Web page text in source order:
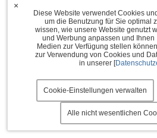
Privacy Policy
Accessibility Statement
Manage Cookies
Diese Website verwendet Cookies
um die Benutzung für Sie optimal
wissen, wie unsere Website genutzt
und Werbung anpassen und Ihnen
Medien zur Verfügung stellen
zur Verwendung von Cookies und
in unserer [
Cookie-Einstellungen verwalten
Alle nicht wesentlichen
×